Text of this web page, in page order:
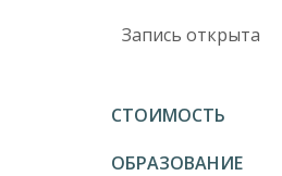
Запись открыта
СТОИМОСТЬ
ОБРАЗОВАНИЕ